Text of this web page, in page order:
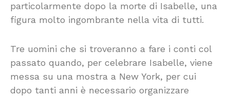
particolarmente dopo la morte di Isabelle, una
figura molto ingombrante nella vita di tutti.
Tre uomini che si troveranno a fare i conti col
passato quando, per celebrare Isabelle, viene
messa su una mostra a New York, per cui
dopo tanti anni è necessario organizzare